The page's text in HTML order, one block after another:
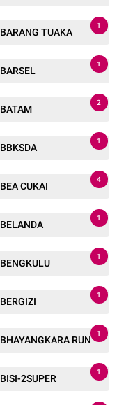
BARANG TUAKA
1
BARSEL
1
BATAM
2
BBKSDA
1
BEA CUKAI
4
BELANDA
1
BENGKULU
1
BERGIZI
1
BHAYANGKARA RUN
1
BISI-2SUPER
1